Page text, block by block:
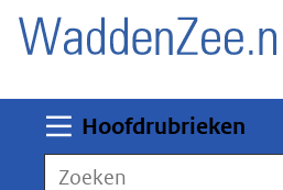
deze
worden
toegestaan
Hoofdrubrieken
Zoeken